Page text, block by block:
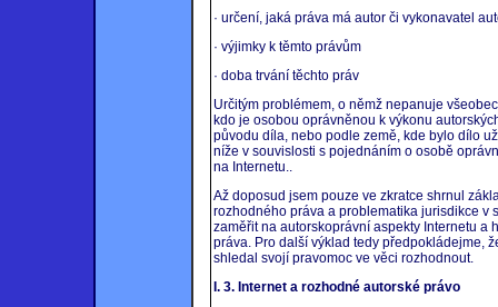
· určení, jaká práva má autor či vykonavatel
· výjimky k těmto právům
· doba trvání těchto práv
Určitým problémem, o němž nepanuje
kdo je osobou oprávněnou k výkonu
původu díla, nebo podle země, kde bylo dílo
níže v souvislosti s pojednáním o osobě
na Internetu..
Až doposud jsem pouze ve zkratce shrnul
rozhodného práva a problematika jurisdikce v
zaměřit na autorskoprávní aspekty Internetu
práva. Pro další výklad tedy předpokládejme,
shledal svojí pravomoc ve věci rozhodnout.
I. 3. Internet a rozhodné autorské právo